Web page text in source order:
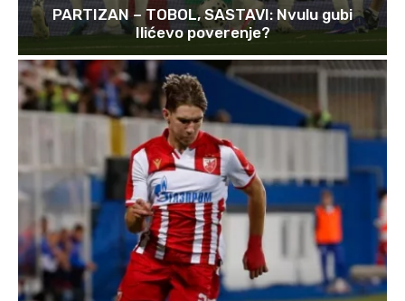
PARTIZAN – TOBOL, SASTAVI: Nvulu gubi
Ilićevo poverenje?